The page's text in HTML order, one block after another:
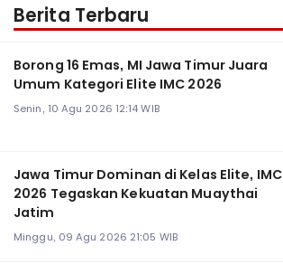
Berita Terbaru
Borong 16 Emas, MI Jawa Timur Juara
Umum Kategori Elite IMC 2026
Senin, 10 Agu 2026 12:14 WIB
Jawa Timur Dominan di Kelas Elite, IMC
2026 Tegaskan Kekuatan Muaythai
Jatim
Minggu, 09 Agu 2026 21:05 WIB